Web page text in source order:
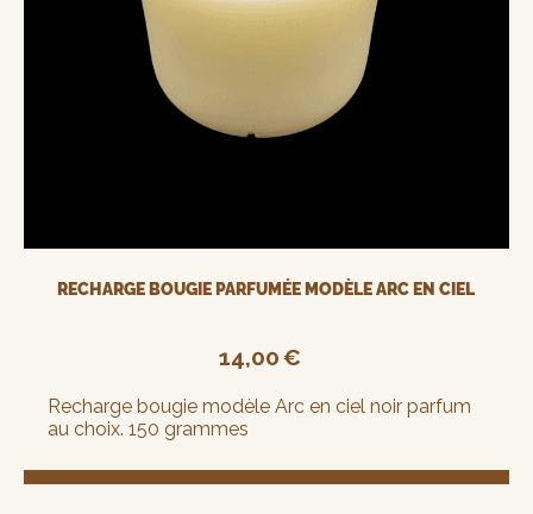
RECHARGE BOUGIE PARFUMÉE MODÈLE ARC EN CIEL
14,00€
Recharge bougie modèle Arc en ciel noir parfum
au choix. 150 grammes